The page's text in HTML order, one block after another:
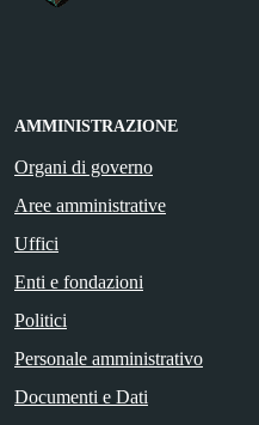
AMMINISTRAZIONE
Organi di governo
Aree amministrative
Uffici
Enti e fondazioni
Politici
Personale amministrativo
Documenti e Dati